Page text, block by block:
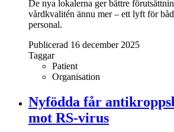
De nya lokalerna ger bättre
vårdkvalitén ännu mer – ett lyft för
personal.
Publicerad 16 december 2025
Taggar
Patient
Organisation
Nyfödda får
mot RS-virus